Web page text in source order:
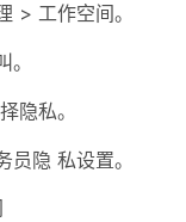
> 工作空间。
。
择隐私。
员隐 私设置。